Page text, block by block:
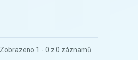
Zobrazeno 1 - 0 z 0 záznamů